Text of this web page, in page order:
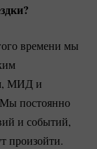
времени мы
МИД и
постоянно
и событий,
произойти.